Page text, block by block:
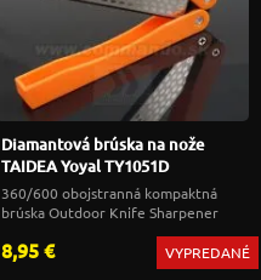
Diamantová brúska na nože
TAIDEA Yoyal TY1051D
360/600 obojstranná kompaktná
brúska Outdoor Knife Sharpener
8,95 € VYPREDANÉ